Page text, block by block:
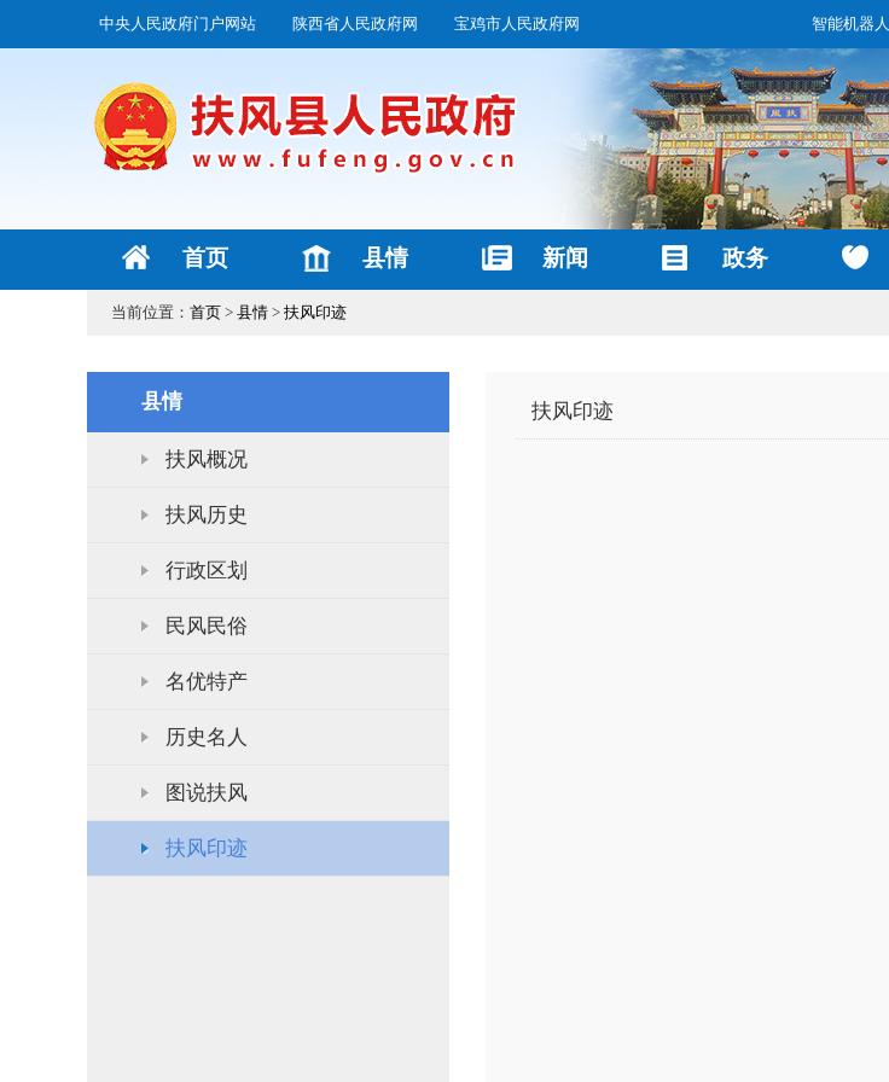
中央人民政府门户网站 陕西省人民政府网 宝鸡市人民政府网 智能机器人
首页 县情 新闻 政务
当前位置： 首页 > 县情 > 扶风印迹
县情
扶风概况
扶风历史
行政区划
民风民俗
名优特产
历史名人
图说扶风
扶风印迹
扶风印迹